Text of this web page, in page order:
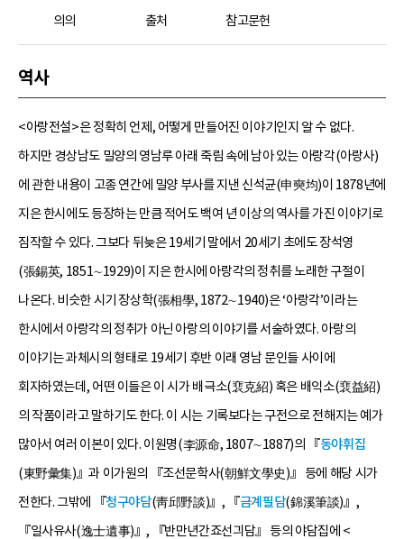
의의 출처 참고문헌
역사
<아랑전설>은 정확히 언제, 어떻게 만들어진 이야기인지 알 수 없다.
하지만 경상남도 밀양의 영남루 아래 죽림 속에 남아 있는 아랑각(아랑사)
에 관한 내용이 고종 연간에 밀양 부사를 지낸 신석균(申奭均)이 1878년에
지은 한시에도 등장하는 만큼 적어도 백여 년 이상의 역사를 가진 이야기로
짐작할 수 있다. 그보다 뒤늦은 19세기 말에서 20세기 초에도 장석영
(張錫英, 1851∼1929)이 지은 한시에 아랑각의 정취를 노래한 구절이
나온다. 비슷한 시기 장상학(張相學, 1872∼1940)은 ‘아랑각’이라는
한시에서 아랑각의 정취가 아닌 아랑의 이야기를 서술하였다. 아랑의
이야기는 과체시의 형태로 19세기 후반 이래 영남 문인들 사이에
회자하였는데, 어떤 이들은 이 시가 배극소(裵克紹) 혹은 배익소(裵益紹)
의 작품이라고 말하기도 한다. 이 시는 기록보다는 구전으로 전해지는 예가
많아서 여러 이본이 있다. 이원명(李源命, 1807∼1887)의 『동야휘집
(東野彙集)』과 이가원의 『조선문학사(朝鮮文學史)』 등에 해당 시가
전한다. 그밖에 『청구야담(靑邱野談)』, 『금계필담(錦溪筆談)』,
『일사유사(逸士遺事)』, 『반만년간죠선긔담』 등의 야담집에 <